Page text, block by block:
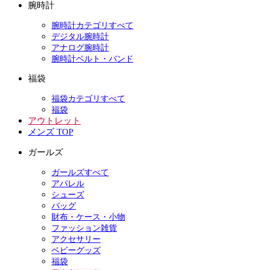
腕時計
腕時計カテゴリすべて
デジタル腕時計
アナログ腕時計
腕時計ベルト・バンド
福袋
福袋カテゴリすべて
福袋
アウトレット
メンズ TOP
ガールズ
ガールズすべて
アパレル
シューズ
バッグ
財布・ケース・小物
ファッション雑貨
アクセサリー
ベビーグッズ
福袋